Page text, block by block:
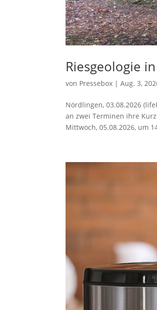
Riesgeologie
von Pressebox |Aug. 3,
Nördlingen, 03.08.2026
an zwei Terminen ihre
Mittwoch, 05.08.2026, um